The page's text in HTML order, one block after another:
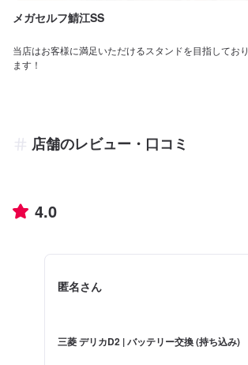
メガセルフ鯖江SS
当店はお客様に満足いただけるスタンドを目指しており
ます！
店舗のレビュー・口コミ
4.0
匿名さん
三菱 デリカD2 | バッテリー交換 (持ち込み)